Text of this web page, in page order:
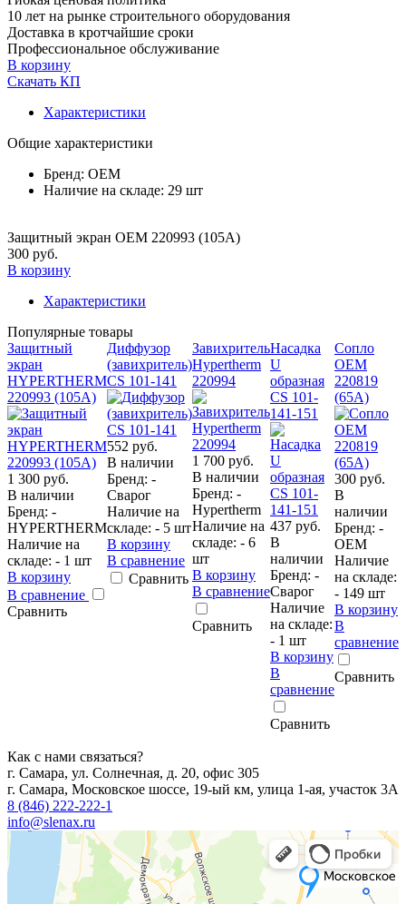
10 лет на рынке строительного оборудования
Доставка в кротчайшие сроки
Профессиональное обслуживание
В корзину
Скачать КП
Характеристики
Общие характеристики
Бренд: ОЕМ
Наличие на складе: 29 шт
Защитный экран ОЕМ 220993 (105А)
300 руб.
В корзину
Характеристики
Популярные товары
Защитный
экран
HYPERTHERM
220993 (105А)
1 300 руб.
В наличии
Бренд: -
HYPERTHERM
Наличие на
складе: - 1 шт
В корзину
В сравнение
Сравнить
Диффузор
(завихритель)
CS 101-141
552 руб.
В наличии
Бренд: -
Сварог
Наличие на
складе: - 5 шт
В корзину
В сравнение
Сравнить
Завихритель
Hypertherm
220994
1 700 руб.
В наличии
Бренд: -
Hypertherm
Наличие на
складе: - 6
шт
В корзину
В сравнение
Сравнить
Насадка
U
образная
CS 101-
141-151
437 руб.
В
наличии
Бренд: -
Сварог
Наличие
на складе:
- 1 шт
В корзину
В
сравнение
Сравнить
Сопло
ОЕМ
220819
(65A)
300 руб.
В
наличии
Бренд: -
OEM
Наличие
на складе:
- 149 шт
В корзину
В
сравнение
Сравнить
Как с нами связаться?
г. Самара, ул. Солнечная, д. 20, офис 305
г. Самара, Московское шоссе, 19-ый км, улица 1-ая, участок 3А
8 (846) 222-222-1
info@slenax.ru